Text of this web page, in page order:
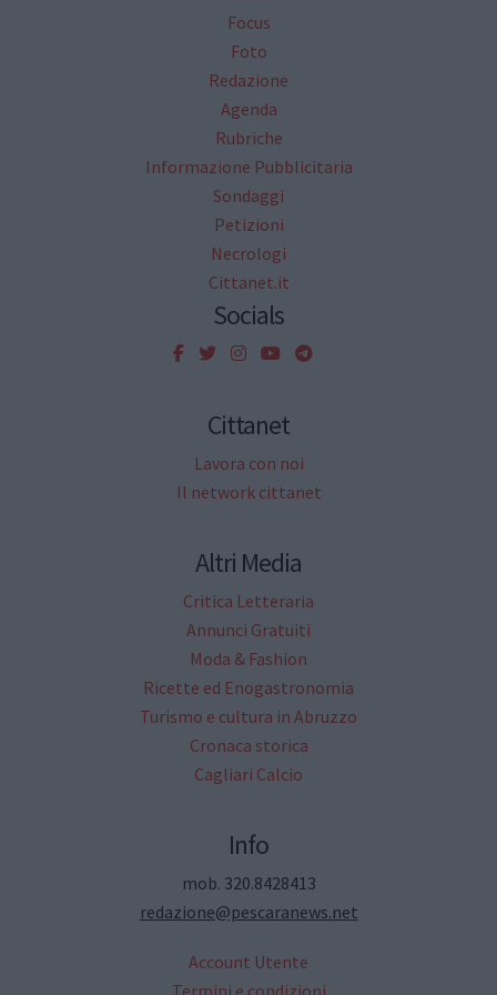
Focus
Foto
Redazione
Agenda
Rubriche
Informazione Pubblicitaria
Sondaggi
Petizioni
Necrologi
Cittanet.it
Socials
Cittanet
Lavora con noi
Il network cittanet
Altri Media
Critica Letteraria
Annunci Gratuiti
Moda & Fashion
Ricette ed Enogastronomia
Turismo e cultura in Abruzzo
Cronaca storica
Cagliari Calcio
Info
mob. 320.8428413
redazione@pescaranews.net
Account Utente